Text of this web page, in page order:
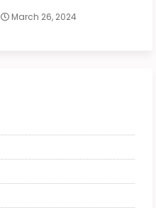
March 26, 2024